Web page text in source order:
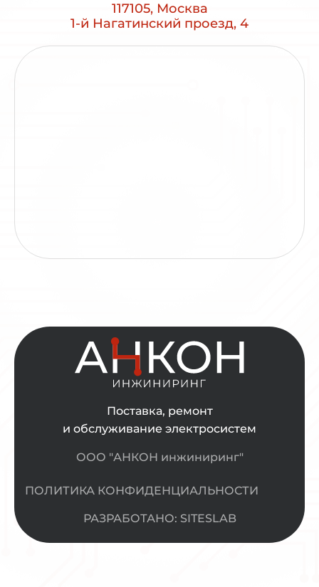
117105, Москва
1-й Нагатинский проезд, 4
Поставка, ремонт
и обслуживание электросистем
ООО "АНКОН инжиниринг"
ПОЛИТИКА КОНФИДЕНЦИАЛЬНОСТИ
РАЗРАБОТАНО: SITESLAB